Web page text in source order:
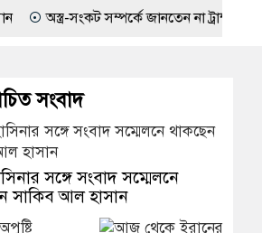
অস্ত্র-সংকট সম্পর্কে জানতেন না ট্রাম্প,
সংবাদ
সঙ্গে সংবাদ সম্মেলনে
সাকিব আল হাসান